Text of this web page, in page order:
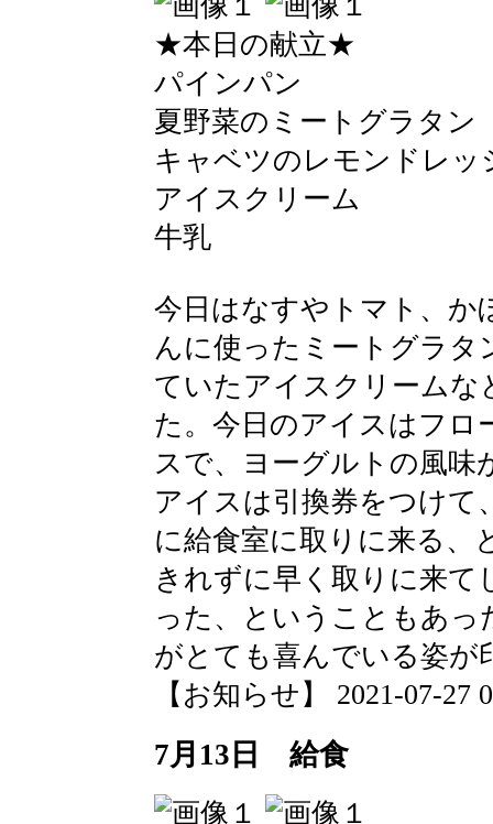
★本日の献立★
パインパン
夏野菜のミートグラタン
キャベツのレモンドレッ
アイスクリーム
牛乳
今日はなすやトマト、か
んに使ったミートグラタ
ていたアイスクリームな
た。今日のアイスはフロ
スで、ヨーグルトの風味
アイスは引換券をつけて
に給食室に取りに来る、
きれずに早く取りに来
った、ということもあっ
がとても喜んでいる姿が
【お知らせ】 2021-07-27
7月13日 給食